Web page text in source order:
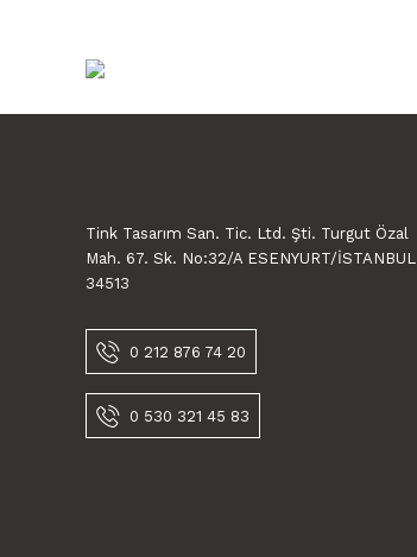
Tink Tasarım San. Tic. Ltd. Şti. Turgut Özal
Mah. 67. Sk. No:32/A ESENYURT/İSTANBUL
34513
0 212 876 74 20
0 530 321 45 83